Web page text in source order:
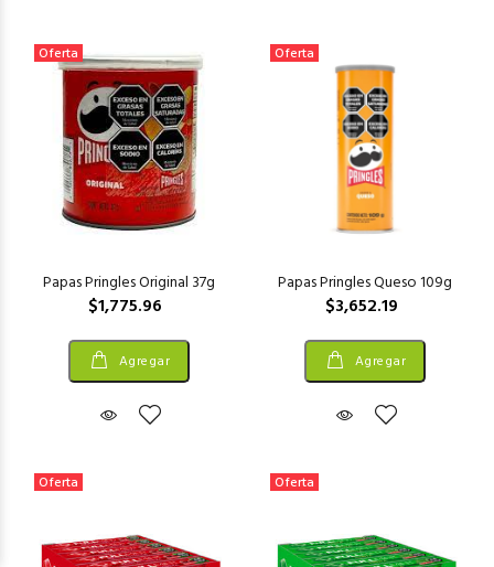
Oferta
Papas Pringles Original 37g
$1,775.96
Agregar
Oferta
Papas Pringles Queso 109g
$3,652.19
Agregar
Oferta Oferta